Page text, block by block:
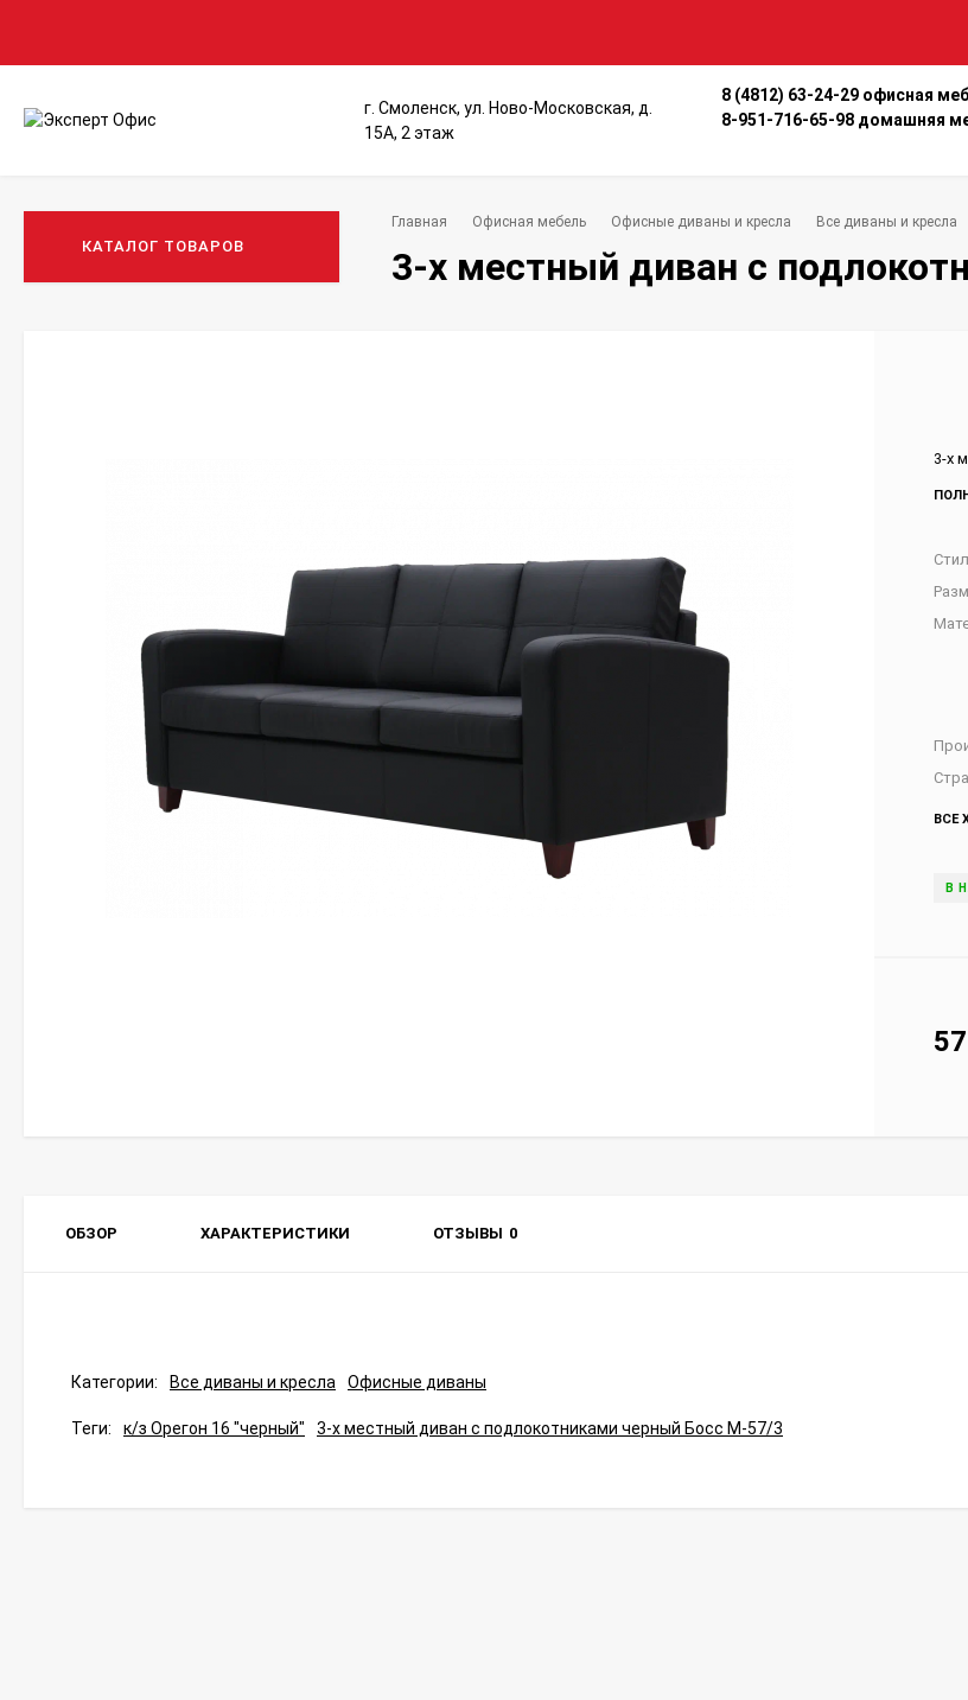
г. Смоленск, ул. Ново-Московская, д.
15А, 2 этаж
8 (4812) 63-24-29 офисная
8-951-716-65-98 домашняя
КАТАЛОГ ТОВАРОВ
Главная Офисная мебель Офисные диваны и кресла Все диваны и кресла
3-х местный диван с
3-х
ВСЕ
В
ОБЗОР ХАРАКТЕРИСТИКИ ОТЗЫВЫ 0
Категории: Все диваны и кресла Офисные диваны
Теги: к/з Орегон 16 "черный" 3-х местный диван с подлокотниками черный Босс М-57/3